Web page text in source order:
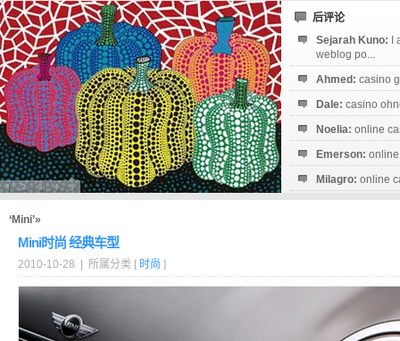
后评论
Sejarah Kuno:
weblog po...
Ahmed: casino
Dale: casino
Noelia: online
Emerson:
Milagro: online
‘Mini’»
Mini时尚 经典车型
2010-10-28 | 所属分类 [ 时尚 ]